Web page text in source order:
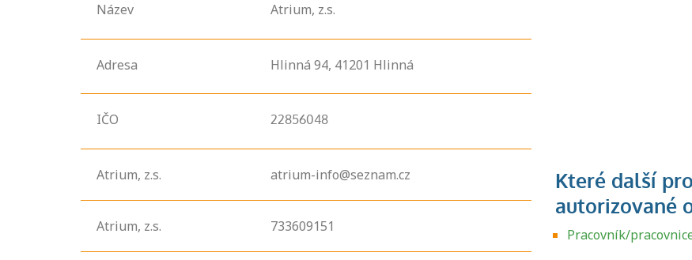
Název Atrium, z.s.
Adresa Hlinná 94, 41201 Hlinná
IČO 22856048
Atrium, z.s. atrium-info@seznam.cz
Atrium, z.s. 733609151
Pracovník/
profesních
kvalifikací. Víte,
Zjistěte, jak se
přihlásit ke
zkoušce a kde